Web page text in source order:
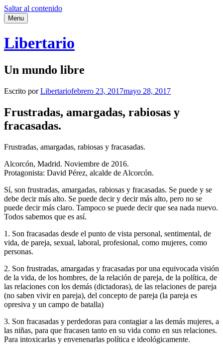
Saltar al contenido
Menu
Libertario
Un mundo libre
Escrito porLibertariofebrero 23, 2017mayo 28, 2017
Frustradas, amargadas, rabiosas y
fracasadas.
Frustradas, amargadas, rabiosas y fracasadas.
Alcorcón, Madrid. Noviembre de 2016.
Protagonista: David Pérez, alcalde de Alcorcón.
Sí, son frustradas, amargadas, rabiosas y fracasadas. Se puede y se
debe decir más alto. Se puede decir y decir más alto, pero no se
puede decir más claro. Tampoco se puede decir que sea nada nuevo.
Todos sabemos que es así.
1. Son fracasadas desde el punto de vista personal, sentimental, de
vida, de pareja, sexual, laboral, profesional, como mujeres, como
personas.
2. Son frustradas, amargadas y fracasadas por una equivocada visión
de la vida, de los hombres, de la relación de pareja, de la política, de
las relaciones con los demás (dictadoras), de las relaciones de pareja
(no saben vivir en pareja), del concepto de pareja (la pareja es
opresiva y un campo de batalla)
3. Son fracasadas y perdedoras para contagiar a las demás mujeres, a
las niñas, para que fracasen tanto en su vida como en sus relaciones.
Para intoxicarlas y envenenarlas política e ideológicamente.